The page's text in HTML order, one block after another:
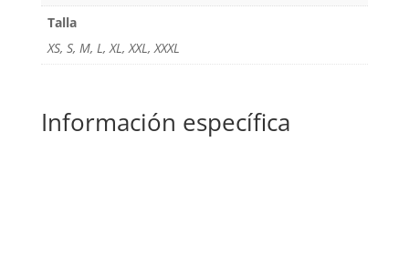
Talla
XS, S, M, L, XL, XXL, XXXL
Información específica